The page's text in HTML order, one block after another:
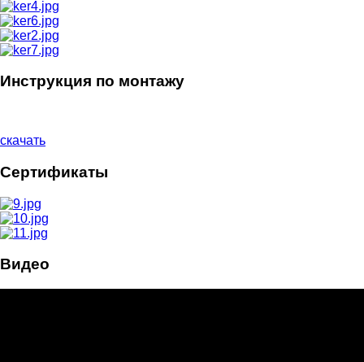
Инструкция по монтажу
скачать
Сертификаты
Видео